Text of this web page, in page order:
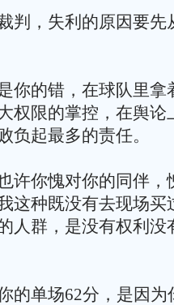
，失利的原因要先
的错，在球队里拿
权限的掌控，在舆论
负起最多的责任。
你愧对你的同伴，
这种既没有去现场买
人群，是没有权利没
单场62分，是因为